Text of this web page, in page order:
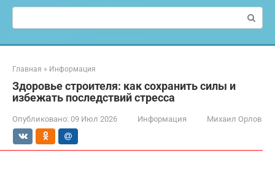
Поиск:
Главная » Информация
Здоровье строителя: как сохранить силы и
избежать последствий стресса
Опубликовано: 09 Июл 2026 Информация Михаил Орлов